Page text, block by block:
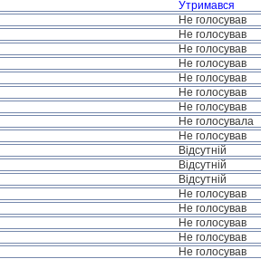
Утримався
Не голосував
Не голосував
Не голосував
Не голосував
Не голосував
Не голосував
Не голосував
Не голосувала
Не голосував
Відсутній
Відсутній
Відсутній
Не голосував
Не голосував
Не голосував
Не голосував
Не голосував